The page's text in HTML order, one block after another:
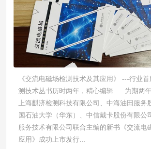
《交流电磁场检测技术及其应用》 ---行业
测技术丛书历时两年，精心编辑 为期两
上海麒济检测科技有限公司、中海油田服务
国石油大学（华东）、中信戴卡股份有限公
服务技术有限公司联合主编的新书《交流电
应用》成功上市发行...